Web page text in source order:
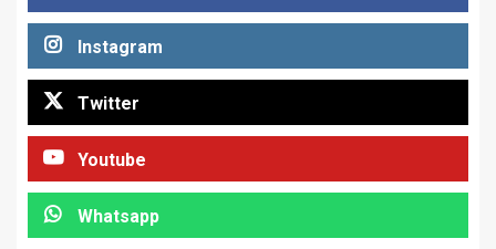
Instagram
Twitter
Youtube
Whatsapp